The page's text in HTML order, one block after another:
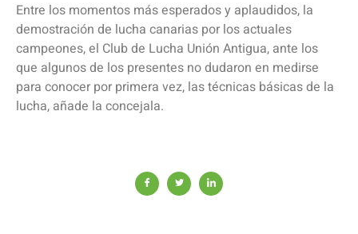
Entre los momentos más esperados y aplaudidos, la
demostración de lucha canarias por los actuales
campeones, el Club de Lucha Unión Antigua, ante los
que algunos de los presentes no dudaron en medirse
para conocer por primera vez, las técnicas básicas de la
lucha, añade la concejala.